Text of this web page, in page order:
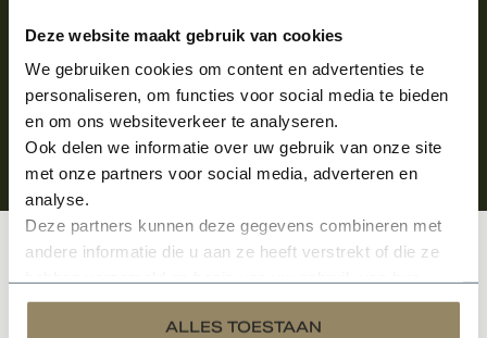
Deze website maakt gebruik van cookies
We gebruiken cookies om content en advertenties te
personaliseren, om functies voor social media te bieden
en om ons websiteverkeer te analyseren.
Ook delen we informatie over uw gebruik van onze site
met onze partners voor social media, adverteren en
analyse.
Deze partners kunnen deze gegevens combineren met
andere informatie die u aan ze heeft verstrekt of die ze
services.
ALLES TOESTAAN
Klantenservice